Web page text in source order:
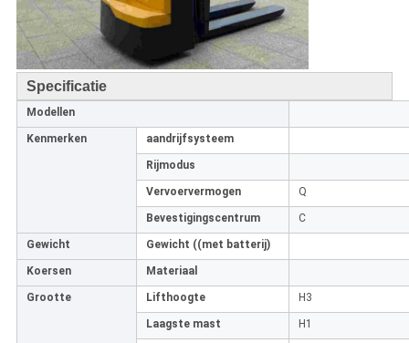
Specificatie
Modellen
Kenmerken aandrijfsysteem
Rijmodus
Vervoervermogen Q
Bevestigingscentrum C
Gewicht Gewicht ((met batterij)
Koersen Materiaal
Grootte Lifthoogte H3
Laagste mast H1